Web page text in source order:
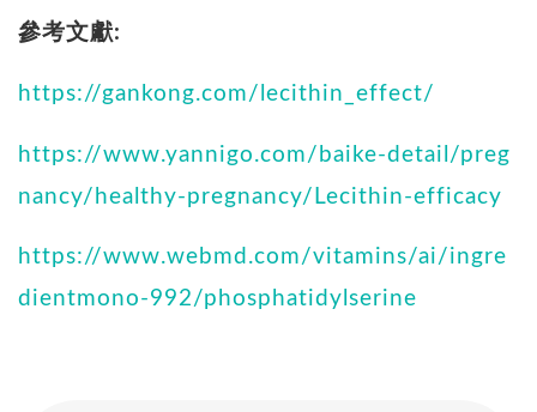
參考文獻:
https://gankong.com/lecithin_effect/
https://www.yannigo.com/baike-detail/preg
nancy/healthy-pregnancy/Lecithin-efficacy
https://www.webmd.com/vitamins/ai/ingre
dientmono-992/phosphatidylserine